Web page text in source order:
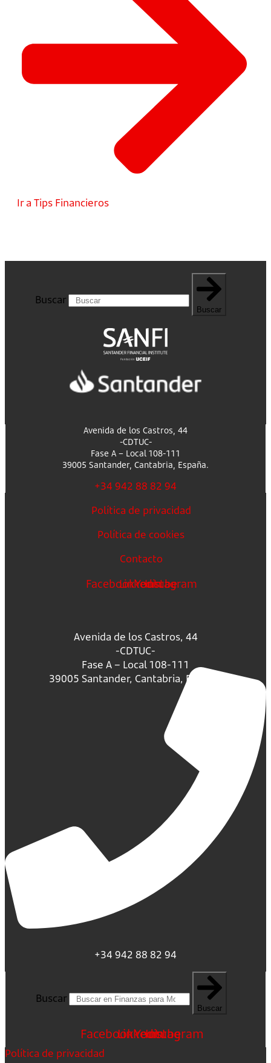
Ir a Tips Financieros
Buscar
Buscar
Avenida de los Castros, 44
-CDTUC-
Fase A – Local 108-111
39005 Santander, Cantabria, España.
+34 942 88 82 94
Política de privacidad
Política de cookies
Contacto
FacebookLinkedin
Youtube
Instagram
Avenida de los Castros, 44
-CDTUC-
Fase A – Local 108-111
39005 Santander, Cantabria, España.
+34 942 88 82 94
Buscar
Buscar
FacebookLinkedin
Youtube
Instagram
Política de privacidad